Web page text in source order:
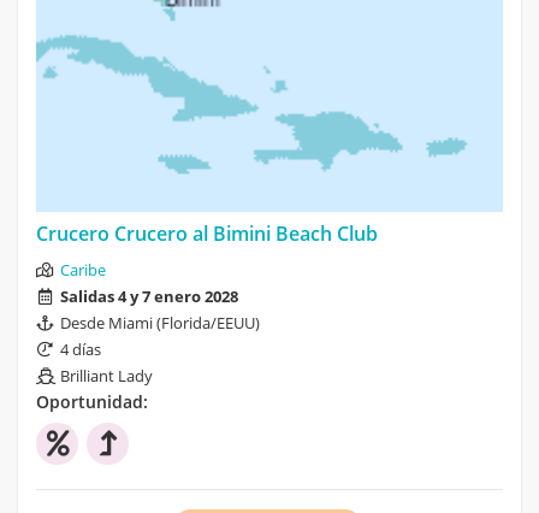
Crucero Crucero al Bimini Beach Club
Caribe
Salidas 4 y 7 enero 2028
Desde Miami (Florida/EEUU)
4 días
Brilliant Lady
Oportunidad: